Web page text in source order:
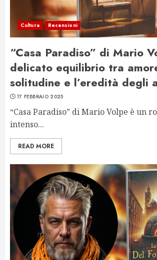
Cultura Recensioni
“Casa Paradiso” di Mario
delicato equilibrio tra
solitudine e l’eredità degli
17 FEBBRAIO 2025
“Casa Paradiso” di Mario Volpe è un
intenso...
READ MORE